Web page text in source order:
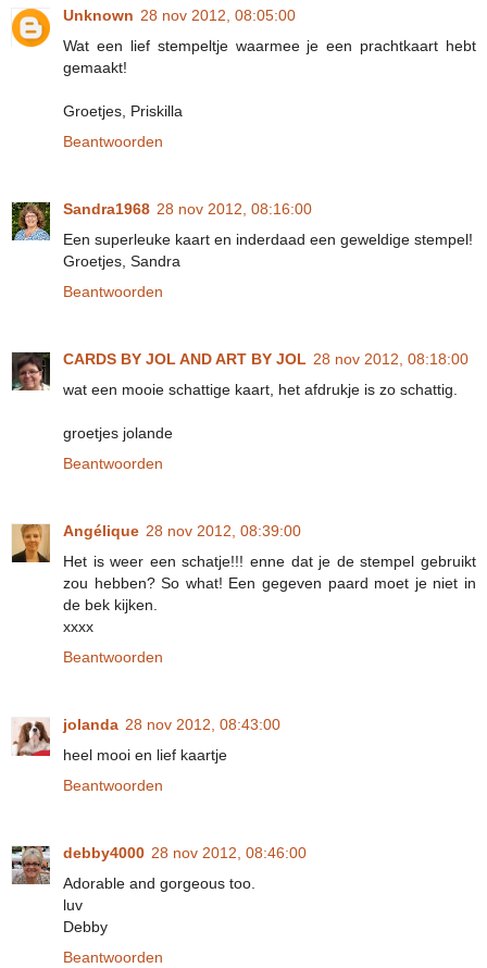
Unknown 28 nov 2012, 08:05:00
Wat een lief stempeltje waarmee je een prachtkaart hebt
gemaakt!
Groetjes, Priskilla
Beantwoorden
Sandra1968 28 nov 2012, 08:16:00
Een superleuke kaart en inderdaad een geweldige stempel!
Groetjes, Sandra
Beantwoorden
CARDS BY JOL AND ART BY JOL 28 nov 2012, 08:18:00
wat een mooie schattige kaart, het afdrukje is zo schattig.
groetjes jolande
Beantwoorden
Angélique 28 nov 2012, 08:39:00
Het is weer een schatje!!! enne dat je de stempel gebruikt
zou hebben? So what! Een gegeven paard moet je niet in
de bek kijken.
xxxx
Beantwoorden
jolanda 28 nov 2012, 08:43:00
heel mooi en lief kaartje
Beantwoorden
debby4000 28 nov 2012, 08:46:00
Adorable and gorgeous too.
luv
Debby
Beantwoorden